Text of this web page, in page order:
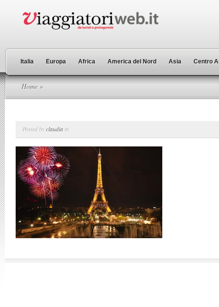
Italia Europa Africa America del Nord Asia Centro
Home »
Posted byclaudia in